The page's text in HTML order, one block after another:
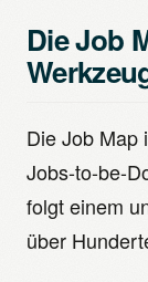
Die Job
Die Job Map
Jobs-to-be-
folgt einem
über